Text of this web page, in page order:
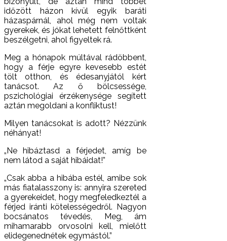
időzött házon kívül egyik baráti
házaspárnál, ahol még nem voltak
gyerekek, és jókat lehetett felnőttként
beszélgetni, ahol figyeltek rá.
Meg a hónapok múltával rádöbbent,
hogy a férje egyre kevesebb estét
tölt otthon, és édesanyjától kért
tanácsot. Az ő bölcsessége,
pszichológiai érzékenysége segített
aztán megoldani a konfliktust!
Milyen tanácsokat is adott? Nézzünk
néhányat!
„Ne hibáztasd a férjedet, amíg be
nem látod a saját hibáidat!”
„Csak abba a hibába estél, amibe sok
más fiatalasszony is: annyira szereted
a gyerekeidet, hogy megfeledkeztél a
férjed iránti kötelességedről. Nagyon
bocsánatos tévedés, Meg, ám
mihamarabb orvosolni kell, mielőtt
elidegenednétek egymástól.”